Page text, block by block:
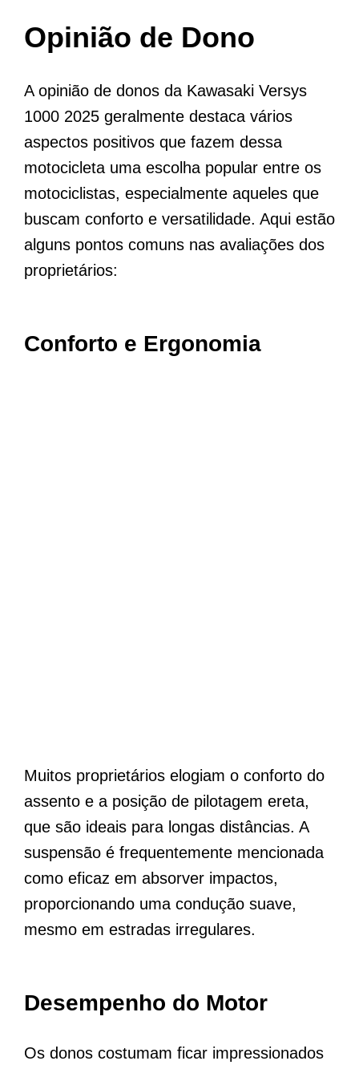
Opinião de Dono
A opinião de donos da Kawasaki Versys
1000 2025 geralmente destaca vários
aspectos positivos que fazem dessa
motocicleta uma escolha popular entre os
motociclistas, especialmente aqueles que
buscam conforto e versatilidade. Aqui estão
alguns pontos comuns nas avaliações dos
proprietários:
Conforto e Ergonomia
Muitos proprietários elogiam o conforto do
assento e a posição de pilotagem ereta,
que são ideais para longas distâncias. A
suspensão é frequentemente mencionada
como eficaz em absorver impactos,
proporcionando uma condução suave,
mesmo em estradas irregulares.
Desempenho do Motor
Os donos costumam ficar impressionados